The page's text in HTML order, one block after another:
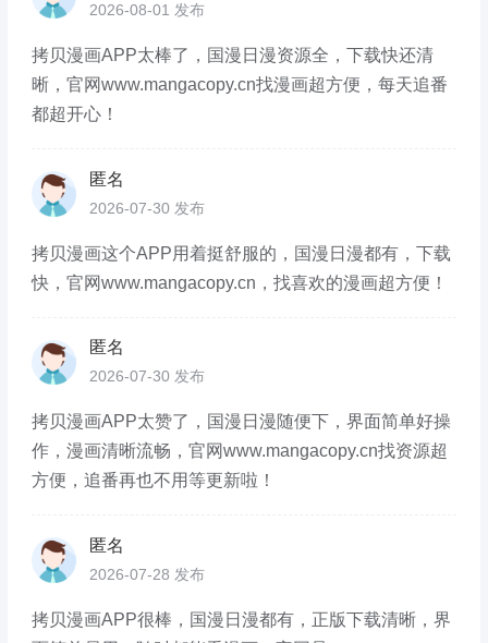
2026-08-01 发布
拷贝漫画APP太棒了，国漫日漫资源全，下载快还清
晰，官网www.mangacopy.cn找漫画超方便，每天追番
都超开心！
匿名
2026-07-30 发布
拷贝漫画这个APP用着挺舒服的，国漫日漫都有，下载
快，官网www.mangacopy.cn，找喜欢的漫画超方便！
匿名
2026-07-30 发布
拷贝漫画APP太赞了，国漫日漫随便下，界面简单好操
作，漫画清晰流畅，官网www.mangacopy.cn找资源超
方便，追番再也不用等更新啦！
匿名
2026-07-28 发布
拷贝漫画APP很棒，国漫日漫都有，正版下载清晰，界